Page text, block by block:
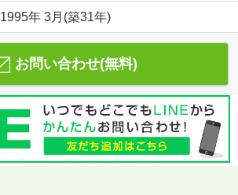
1995年 3月(築31年)
お問い合わせ(無料)